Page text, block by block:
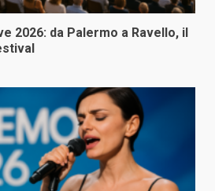
2026: da Palermo a Ravello, il